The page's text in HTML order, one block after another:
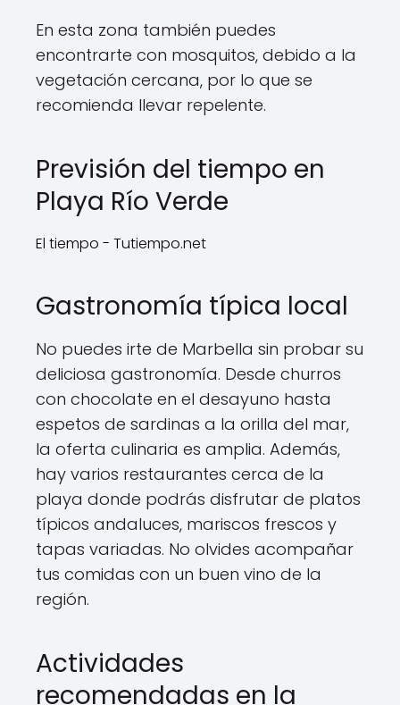
En esta zona también puedes
encontrarte con mosquitos, debido a la
vegetación cercana, por lo que se
recomienda llevar repelente.
Previsión del tiempo en
Playa Río Verde
El tiempo - Tutiempo.net
Gastronomía típica local
No puedes irte de Marbella sin probar su
deliciosa gastronomía. Desde churros
con chocolate en el desayuno hasta
espetos de sardinas a la orilla del mar,
la oferta culinaria es amplia. Además,
hay varios restaurantes cerca de la
playa donde podrás disfrutar de platos
típicos andaluces, mariscos frescos y
tapas variadas. No olvides acompañar
tus comidas con un buen vino de la
región.
Actividades
recomendadas en la